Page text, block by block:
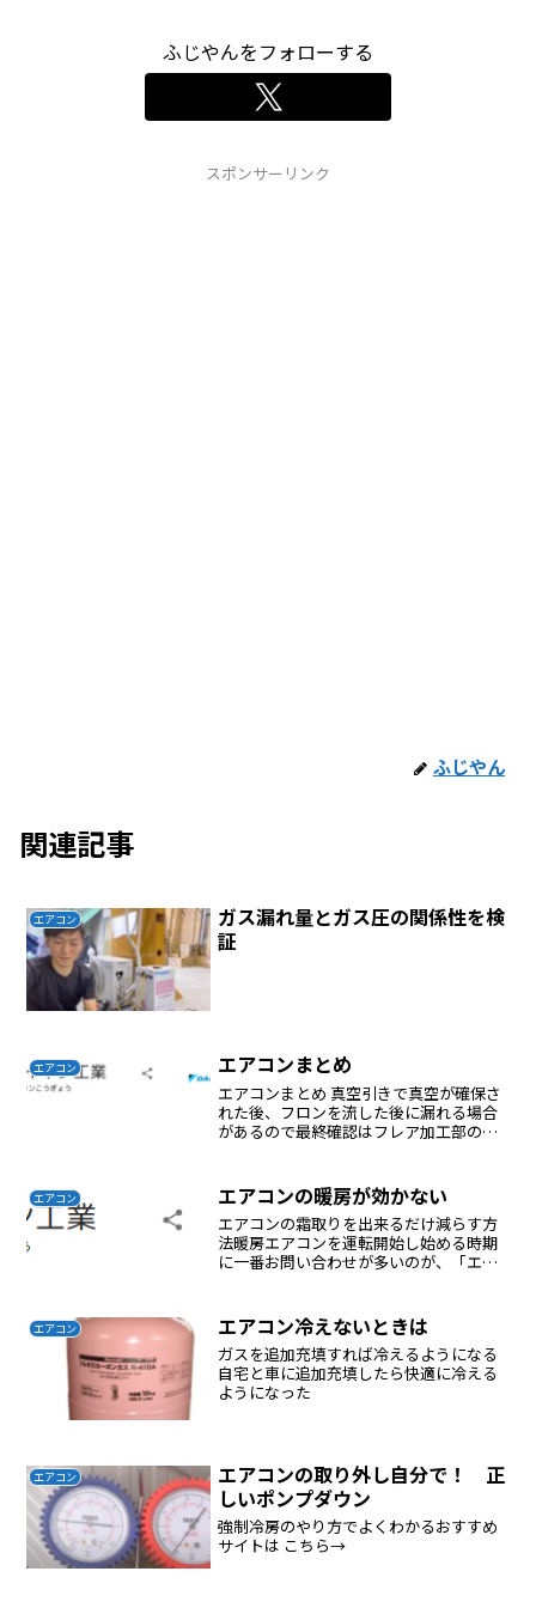
ふじやんをフォローする
スポンサーリンク
ふじやん
関連記事
エアコン
ガス漏れ量とガス圧の関係性を検
証
エアコン エアコンまとめ
エアコンまとめ 真空引きで真空が確保さ
れた後、フロンを流した後に漏れる場合
があるので最終確認はフレア加工部の漏
てバルブを開けると自然に充填される フ
ロンの充填は真空引...
エアコン エアコンの暖房が効かない
エアコンの霜取りを出来るだけ減らす方
法暖房エアコンを運転開始し始める時期
に一番お問い合わせが多いのが、「エア
している」など、エアコンの故障と思わ
れる方からのお問い合わせ...
エアコン エアコン冷えないときは
ガスを追加充填すれば冷えるようになる
自宅と車に追加充填したら快適に冷える
ようになった
エアコン
エアコンの取り外し自分で！ 正
しいポンプダウン
強制冷房のやり方でよくわかるおすすめ
サイトは こちら→